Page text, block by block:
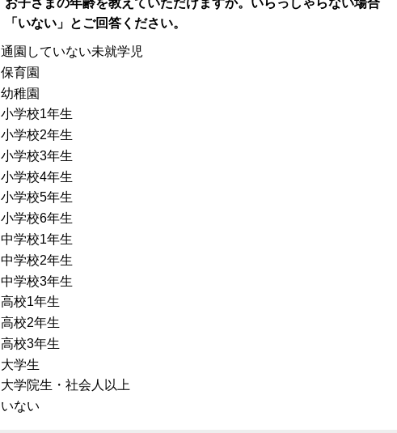
お子さまの年齢を教えていただけますか。いらっしゃらない場合
「いない」とご回答ください。
通園していない未就学児
保育園
幼稚園
小学校1年生
小学校2年生
小学校3年生
小学校4年生
小学校5年生
小学校6年生
中学校1年生
中学校2年生
中学校3年生
高校1年生
高校2年生
高校3年生
大学生
大学院生・社会人以上
いない